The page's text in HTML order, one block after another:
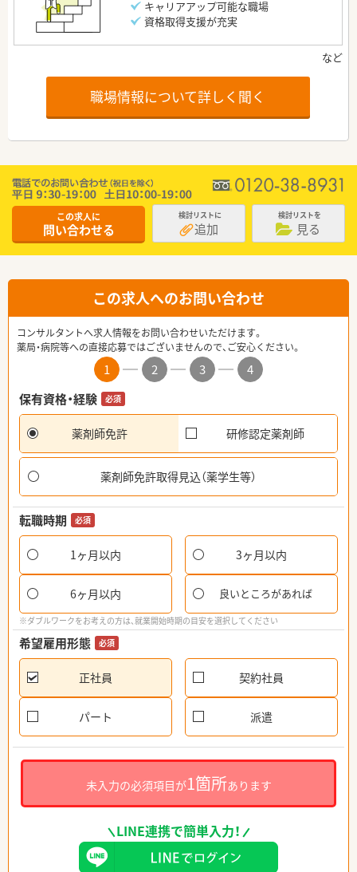
キャリアアップ可能な職場
資格取得支援が充実
職場情報について詳しく聞く
この求人に
問い合わせる
検討リストに
追加
検討リストを
見る
この求人へのお問い合わせ
コンサルタントへ求人情報をお問い合わせいただけます。
薬局・病院等への直接応募ではございませんので、ご安心ください。
1 2 3
4
保有資格・経験
必須
薬剤師免許 研修認定薬剤師
薬剤師免許取得見込（薬学生等）
転職時期 必須
1ヶ月以内 3ヶ月以内
6ヶ月以内 良いところがあれば
※ダブルワークをお考えの方は、就業開始時期の目安を選択してください
希望雇用形態 必須
正社員 契約社員
パート 派遣
未入力の必須項目が1箇所あります
LINE連携で簡単入力！